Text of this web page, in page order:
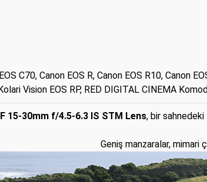
C70, Canon EOS R, Canon EOS R10, Canon
Vision EOS RP, RED DIGITAL CINEMA
15-30mm f/4.5-6.3 IS STM Lens, bir sahnedeki
Geniş manzaralar, mimari